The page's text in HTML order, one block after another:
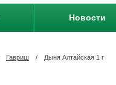
Новости
Гавриш / Дыня Алтайская 1 г